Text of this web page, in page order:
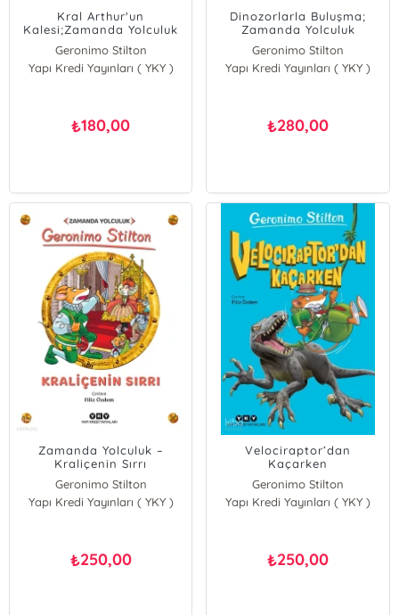
Kral Arthur'un
Kalesi;Zamanda Yolculuk
Geronimo Stilton
Yapı Kredi Yayınları ( YKY )
₺180,00
Dinozorlarla Buluşma;
Zamanda Yolculuk
Geronimo Stilton
Yapı Kredi Yayınları ( YKY )
₺280,00
Zamanda Yolculuk –
Kraliçenin Sırrı
Geronimo Stilton
Yapı Kredi Yayınları ( YKY )
₺250,00
Velociraptor’dan
Kaçarken
Geronimo Stilton
Yapı Kredi Yayınları ( YKY )
₺250,00